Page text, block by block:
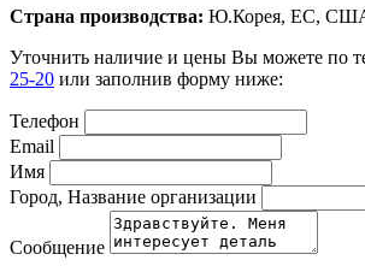
Страна производства: Ю.Корея, ЕС,
Уточнить наличие и цены Вы можете по
25-20 или заполнив форму ниже:
Телефон
Email
Имя
Город, Название организации
Сообщение